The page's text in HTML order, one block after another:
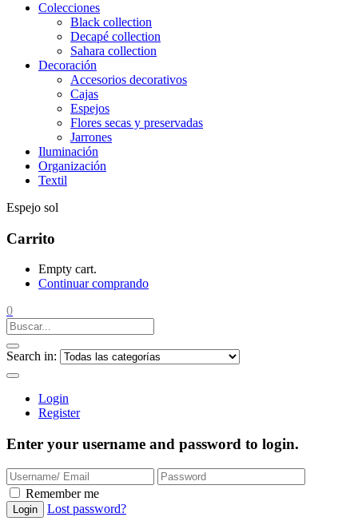
Colecciones
Black collection
Decapé collection
Sahara collection
Decoración
Accesorios decorativos
Cajas
Espejos
Flores secas y preservadas
Jarrones
Iluminación
Organización
Textil
Espejo sol
Carrito
Empty cart.
Continuar comprando
0
Search in:
Login
Register
Enter your username and password to login.
Remember me
Login Lost password?